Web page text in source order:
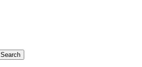
Search